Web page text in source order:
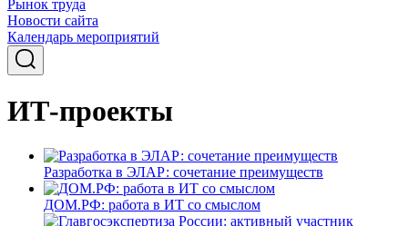
Рынок труда
Новости сайта
Календарь мероприятий
ИТ-проекты
Разработка в ЭЛАР: сочетание преимуществ
ДОМ.РФ: работа в ИТ со смыслом